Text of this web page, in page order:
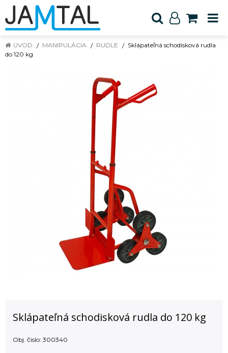
ÚVOD MANIPULÁCIA RUDLE
Sklápateľná schodisková rudla
do 120 kg
Sklápateľná schodisková rudla do 120 kg
Obj. čislo: 300340